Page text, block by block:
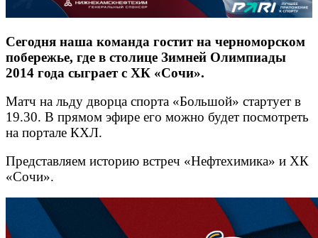
Сегодня наша команда гостит на черноморском
побережье, где в столице Зимней Олимпиады
2014 года сыграет с ХК «Сочи».
Матч на льду дворца спорта «Большой» стартует в
19.30. В прямом эфире его можно будет посмотреть
на портале КХЛ.
Представляем историю встреч «Нефтехимика» и ХК
«Сочи».